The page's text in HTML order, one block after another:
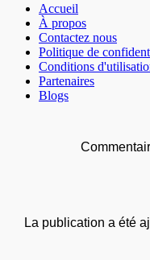
Accueil
À propos
Contactez nous
Politique de
Conditions
Partenaires
Blogs
La publication a été